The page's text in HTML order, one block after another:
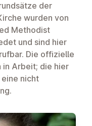
der
wurden von
Methodist
und sind hier
Die offizielle
in Arbeit; die hier
nicht